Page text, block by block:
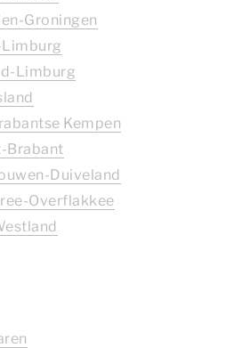
Groningen
Limburg
Kempen
Brabant
Duiveland
Overflakkee